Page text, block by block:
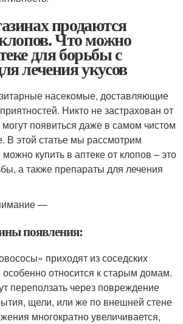
продаются
Что можно
для борьбы с
лечения укусов
насекомые, доставляющие
Никто не застрахован от
появиться даже в самом чистом
В этой статье мы рассмотрим
купить в аптеке от клопов – это
а также препараты для лечения
—
появления:
приходят из соседских
относится к старым домам.
переползать через повреждение
щели, или же по внешней стене
многократно увеличивается,